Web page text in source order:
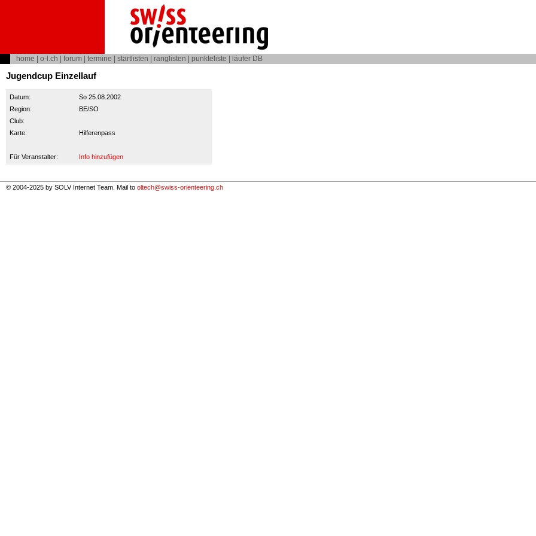
home o-l.ch forum termine startlisten ranglisten punkteliste läufer DB
Jugendcup Einzellauf
Datum:
So 25.08.2002
Region:
BE/SO
Club:
Karte:
Hilferenpass
Für Veranstalter: Info hinzufügen
© 2004-2025 by SOLV Internet Team. Mail to oltech@swiss-orienteering.ch